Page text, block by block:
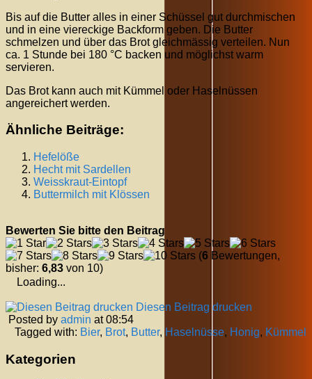
Bis auf die Butter alles in einer Schüssel gut durchmischen
und in eine viereckige Backform geben. Die Butter
schmelzen und über das Brot gleichmässig verteilen. Nun
ca. 1 Stunde bei 180 °C backen und möglichst warm
servieren.
Das Brot kann auch mit Kümmel oder Haselnüssen
angereichert werden.
Ähnliche Beiträge:
Hefelöße
Hecht mit Sardellen
Weisskraut-Eintopf
Buttermilch mit Klössen
Bewerten Sie bitte den Beitrag
(6 Bewertungen,
bisher: 6,83 von 10)
Loading...
Diesen Beitrag drucken
Posted by admin at 08:54
Tagged with: Bier, Brot, Butter, Haselnüsse, Honig, Kümmel
Kategorien